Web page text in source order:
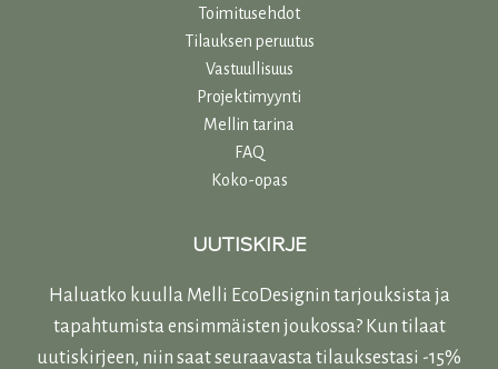
Toimitusehdot
Tilauksen peruutus
Vastuullisuus
Projektimyynti
Mellin tarina
FAQ
Koko-opas
UUTISKIRJE
Haluatko kuulla Melli EcoDesignin tarjouksista ja
tapahtumista ensimmäisten joukossa? Kun tilaat
uutiskirjeen, niin saat seuraavasta tilauksestasi -15%